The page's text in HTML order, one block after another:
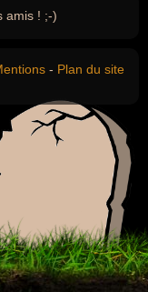
amis ! ;-)
- Plan du site